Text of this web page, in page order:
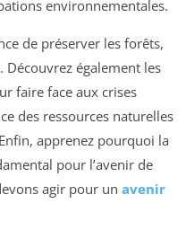
environnementales.
de préserver les forêts,
également les
faire face aux crises
des ressources naturelles
apprenez pourquoi la
pour l’avenir de
agir pour un avenir